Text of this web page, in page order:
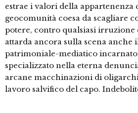
estrae i valori della appartenenza
geocomunità coesa da scagliare
potere, contro qualsiasi irruzione
attarda ancora sulla scena anche
patrimoniale-mediatico incarnato
specializzato nella eterna
arcane macchinazioni di
lavoro salvifico del capo.